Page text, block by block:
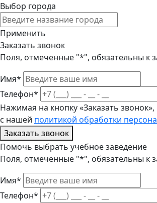
Выбор города
Применить
Заказать звонок
Поля, отмеченные "*", обязательны к
Имя*
Телефон*
Нажимая на кнопку «Заказать
с нашей политикой обработки
Заказать звонок
Помочь выбрать учебное заведение
Поля, отмеченные "*", обязательны к
Имя*
Телефон*